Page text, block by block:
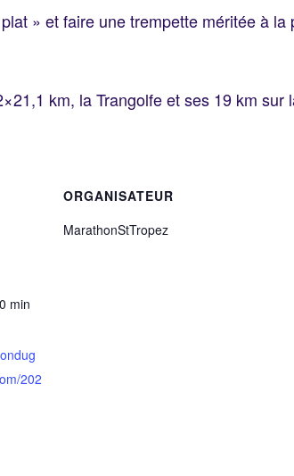
» et faire une trempette méritée à
km, la Trangolfe et ses 19 km sur
min
202
ORGANISATEUR
MarathonStTropez